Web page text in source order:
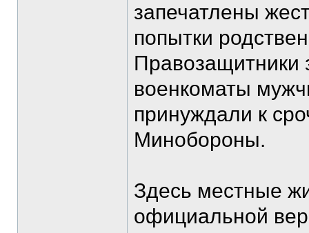
запечатлены
попытки
Правозащитники
военкоматы
принуждали к
Минобороны.
Здесь местные
официальной